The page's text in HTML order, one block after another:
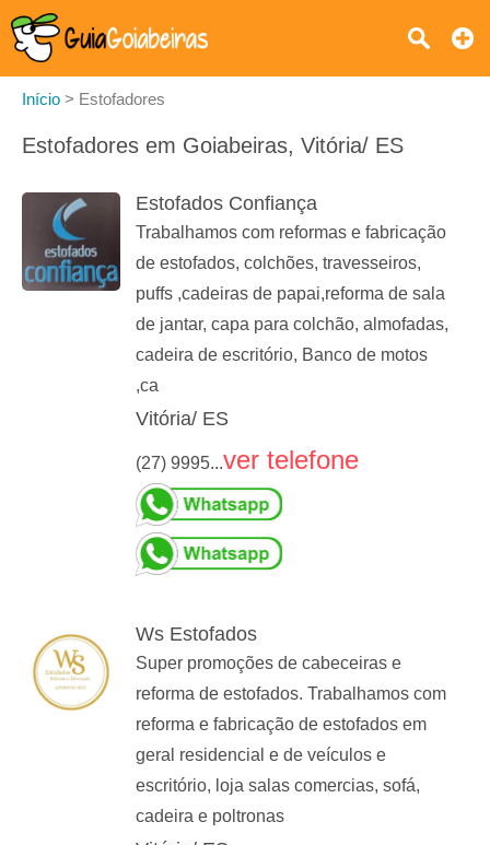
Início > Estofadores
Estofadores em Goiabeiras, Vitória/ ES
Estofados Confiança
Trabalhamos com reformas e fabricação
de estofados, colchões, travesseiros,
puffs ,cadeiras de papai,reforma de sala
de jantar, capa para colchão, almofadas,
cadeira de escritório, Banco de motos
,ca
Vitória/ ES
(27) 9995...ver telefone
Ws Estofados
Super promoções de cabeceiras e
reforma de estofados. Trabalhamos com
reforma e fabricação de estofados em
geral residencial e de veículos e
escritório, loja salas comercias, sofá,
cadeira e poltronas